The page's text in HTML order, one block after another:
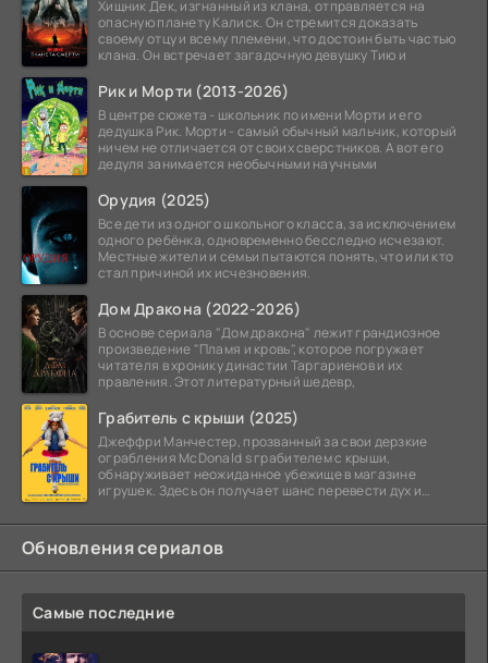
Хищник Дек, изгнанный из клана, отправляется на
опасную планету Калиск. Он стремится доказать
своему отцу и всему племени, что достоин быть частью
клана. Он встречает загадочную девушку Тию и
Рик и Морти (2013-2026)
В центре сюжета - школьник по имени Морти и его
дедушка Рик. Морти - самый обычный мальчик, который
ничем не отличается от своих сверстников. А вот его
дедуля занимается необычными научными
Орудия (2025)
Все дети из одного школьного класса, за исключением
одного ребёнка, одновременно бесследно исчезают.
Местные жители и семьи пытаются понять, что или кто
стал причиной их исчезновения.
Дом Дракона (2022-2026)
В основе сериала "Дом дракона" лежит грандиозное
произведение "Пламя и кровь", которое погружает
читателя в хронику династии Таргариенов и их
правления. Этот литературный шедевр,
Грабитель с крыши (2025)
Джеффри Манчестер, прозванный за свои дерзкие
ограбления McDonald s грабителем с крыши,
обнаруживает неожиданное убежище в магазине
игрушек. Здесь он получает шанс перевести дух и
Обновления сериалов
Самые последние